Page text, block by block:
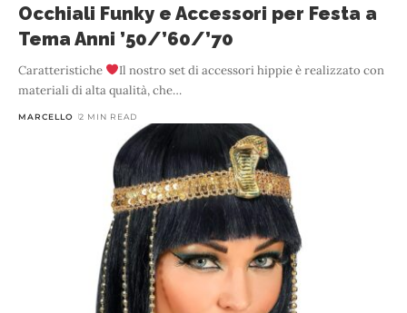
Occhiali Funky e Accessori per Festa a
Tema Anni ’50/’60/’70
Caratteristiche
Il nostro set di accessori hippie è realizzato con
materiali di alta qualità, che…
MARCELLO 2 MIN READ